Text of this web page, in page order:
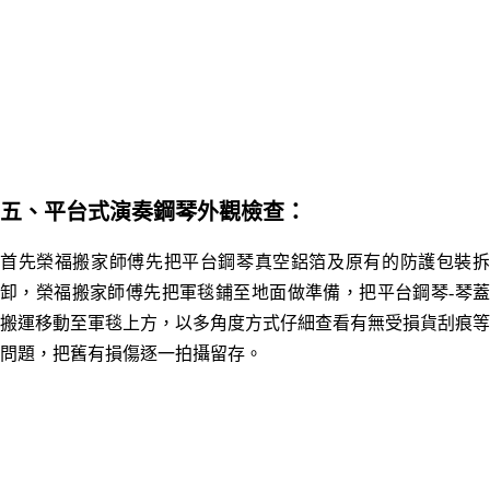
五、平台式演奏鋼琴外觀檢查：
首先榮福搬家師傅先把平台鋼琴真空鋁箔及原有的防護包裝拆
卸，榮福搬家師傅先把軍毯鋪至地面做準備，把平台鋼琴-琴蓋
搬運移動至軍毯上方，以多角度方式仔細查看有無受損貨刮痕等
問題，把舊有損傷逐一拍攝留存。